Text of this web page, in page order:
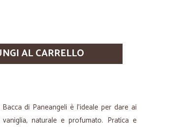
AL CARRELLO
di Paneangeli è l'ideale per dare ai
naturale e profumato. Pratica e